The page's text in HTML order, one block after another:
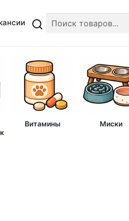
Витамины Миски